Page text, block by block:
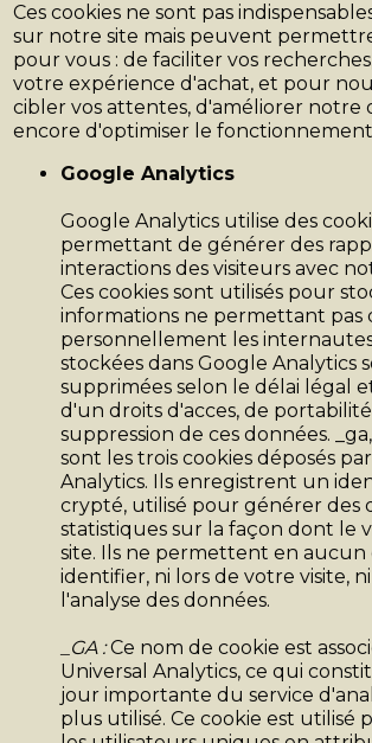
Ces cookies ne sont pas
sur notre site mais peuvent
pour vous : de faciliter vos
votre expérience d'achat, et pour
cibler vos attentes, d'améliorer notre
encore d'optimiser le
Google Analytics
Google Analytics utilise des
permettant de générer des
interactions des visiteurs avec
Ces cookies sont utilisés pour
informations ne permettant pas
personnellement les
stockées dans Google Analytics
supprimées selon le délai légal
d'un droits d'acces, de
suppression de ces données.
sont les trois cookies déposés
Analytics. Ils enregistrent un
crypté, utilisé pour générer des
statistiques sur la façon dont le
site. Ils ne permettent en aucun
identifier, ni lors de votre visite,
l'analyse des données.
_GA :Ce nom de cookie est
Universal Analytics, ce qui
jour importante du service
plus utilisé. Ce cookie est utilisé